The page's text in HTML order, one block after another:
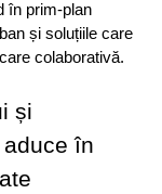
în prim-plan
și soluțiile care
colaborativă.
și
în